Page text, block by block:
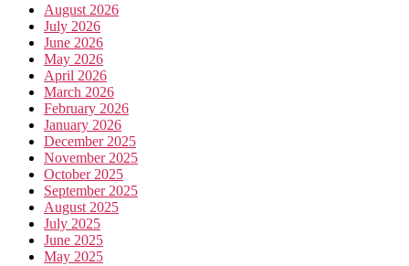
August 2026
July 2026
June 2026
May 2026
April 2026
March 2026
February 2026
January 2026
December 2025
November 2025
October 2025
September 2025
August 2025
July 2025
June 2025
May 2025